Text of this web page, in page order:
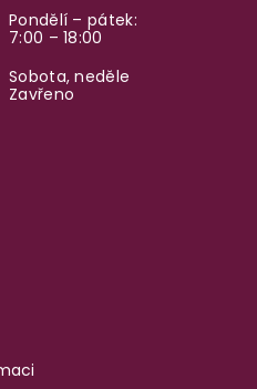
Pondělí – pátek:
7:00 – 18:00
Sobota, neděle
Zavřeno